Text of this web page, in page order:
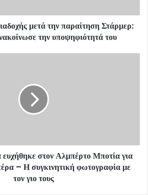
μετά την παραίτηση Στάρμερ:
την υποψηφιότητά του
στον Αλμπέρτο Μποτία για
– Η συγκινητική φωτογραφία με
τον γιο τους